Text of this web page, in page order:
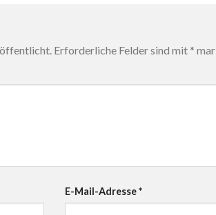
Erforderliche Felder sind mit *
E-Mail-Adresse*